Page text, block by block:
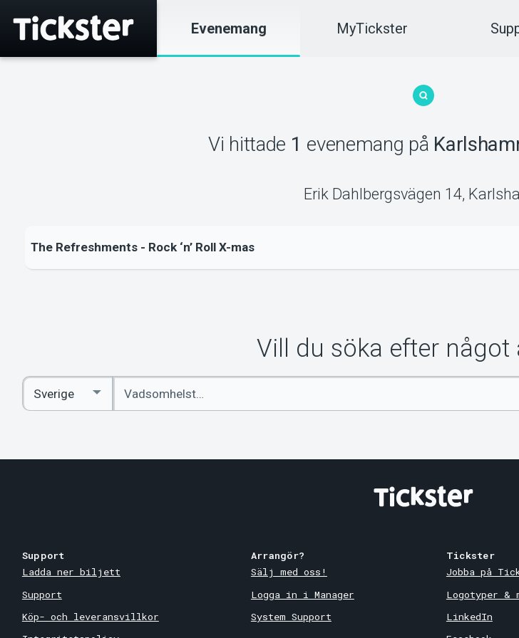
Evenemang MyTickster
Vi hittade 1 evenemang på
Erik Dahlbergsvägen 14,
The Refreshments - Rock ‘n’ Roll X-mas
Vill du söka efter något
Ange
sökord
Select
Country
Support
Ladda ner biljett
Support
Köp- och leveransvillkor
Arrangör?
Sälj med oss!
Logga in i Manager
System Support
Tickster
Jobba på
Logotyper &
LinkedIn